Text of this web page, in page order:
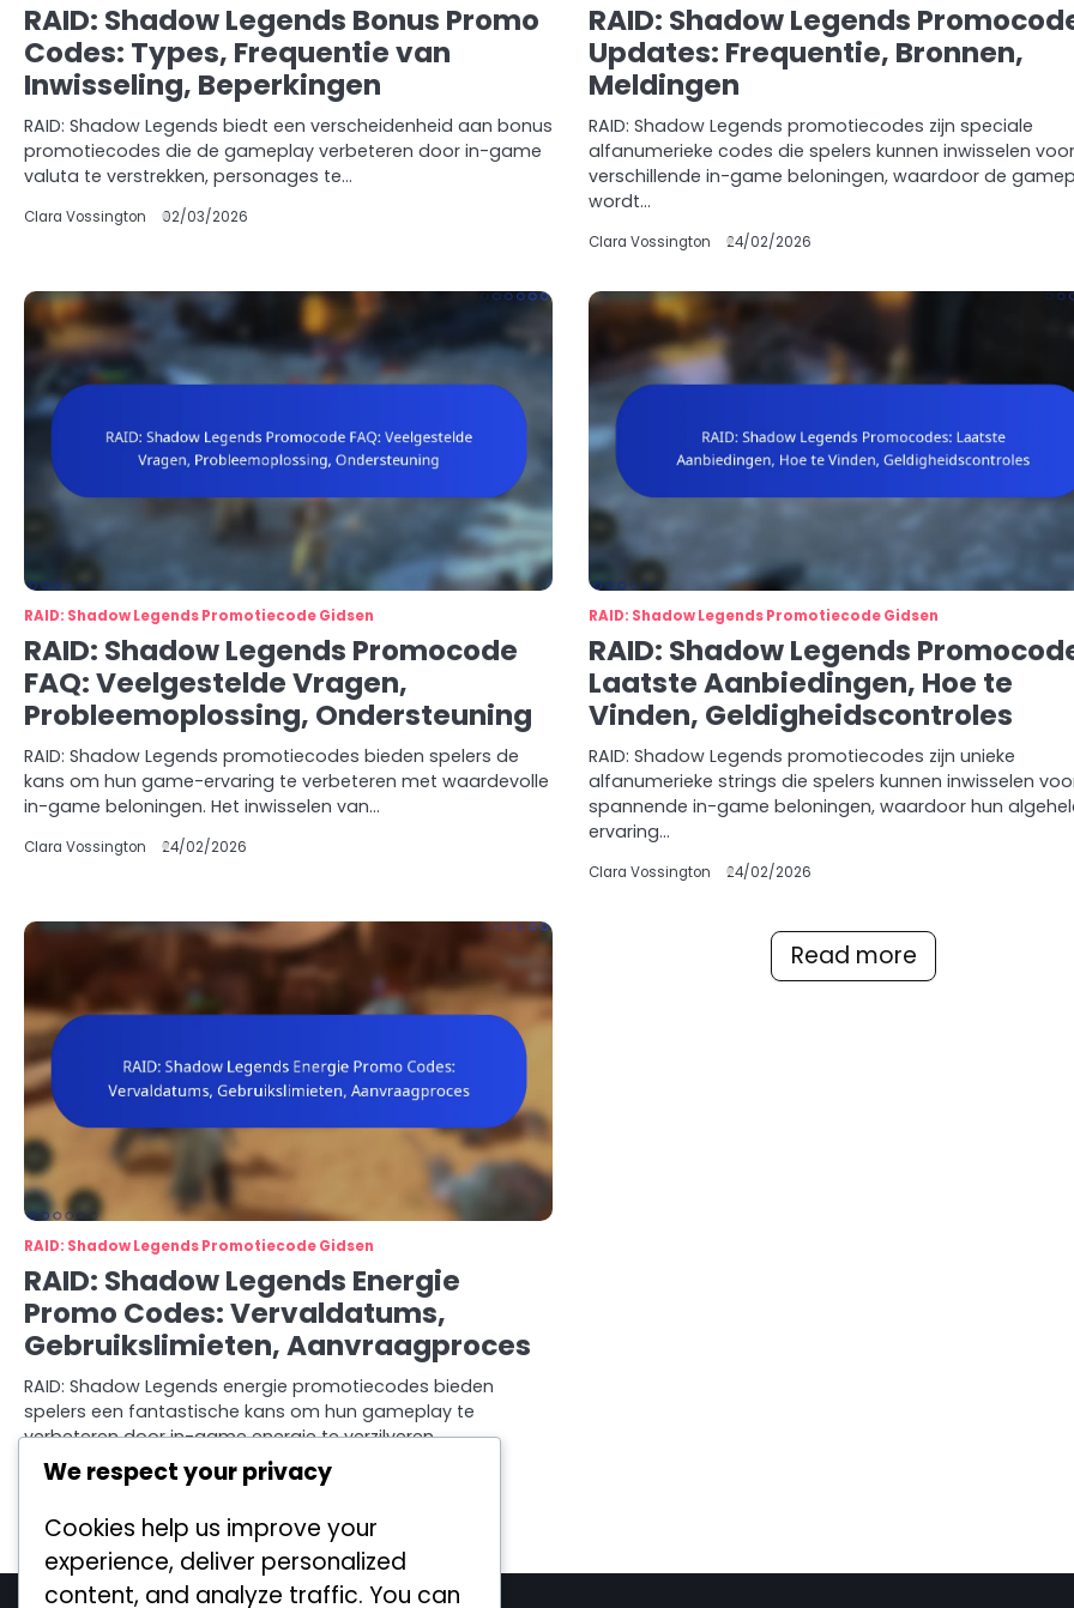
RAID: Shadow Legends Bonus Promo
Codes: Types, Frequentie van
Inwisseling, Beperkingen
RAID: Shadow Legends biedt een verscheidenheid aan bonus
promotiecodes die de gameplay verbeteren door in-game
valuta te verstrekken, personages te…
Clara Vossington 02/03/2026
RAID: Shadow Legends
Updates: Frequentie, Bronnen,
Meldingen
RAID: Shadow Legends promotiecodes zijn speciale
alfanumerieke codes die spelers kunnen inwisselen
verschillende in-game beloningen, waardoor de
wordt…
Clara Vossington 24/02/2026
RAID: Shadow Legends Promotiecode Gidsen
RAID: Shadow Legends Promocode
FAQ: Veelgestelde Vragen,
Probleemoplossing, Ondersteuning
RAID: Shadow Legends promotiecodes bieden spelers de
kans om hun game-ervaring te verbeteren met waardevolle
in-game beloningen. Het inwisselen van…
Clara Vossington 24/02/2026
RAID: Shadow Legends Promotiecode Gidsen
RAID: Shadow Legends
Laatste Aanbiedingen, Hoe te
Vinden, Geldigheidscontroles
RAID: Shadow Legends promotiecodes zijn unieke
alfanumerieke strings die spelers kunnen inwisselen
spannende in-game beloningen, waardoor hun
ervaring…
Clara Vossington 24/02/2026
RAID: Shadow Legends Promotiecode Gidsen
RAID: Shadow Legends Energie
Promo Codes: Vervaldatums,
Gebruikslimieten, Aanvraagproces
RAID: Shadow Legends energie promotiecodes bieden
spelers een fantastische kans om hun gameplay te
verbeteren door in-game energie te verzilveren…
Clara Vossington 23/02/2026
Read more
Posts
navigation
Older posts
We respect your privacy
Cookies help us improve your
experience, deliver personalized
content, and analyze traffic. You can